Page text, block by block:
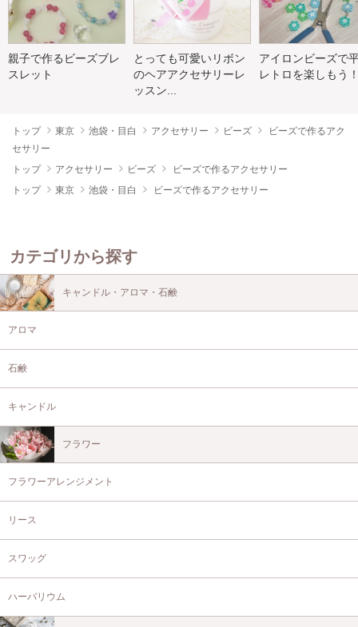
親子で作るビーズブレ
スレット
とっても可愛いリボン
のヘアアクセサリーレ
ッスン...
アイロンビーズで
レトロを楽しもう
トップ 東京 池袋・目白 アクセサリー ビーズ
ビーズで作るアク
セサリー
トップ
アクセサリー ビーズ
ビーズで作るアクセサリー
トップ
東京 池袋・目白 ビーズで作るアクセサリー
カテゴリから探す
キャンドル・アロマ・石鹸
アロマ
石鹸
キャンドル
フラワー
フラワーアレンジメント
リース
スワッグ
ハーバリウム